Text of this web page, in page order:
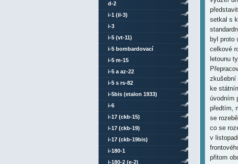
d-2
i-1 (il-3)
i-3
i-5 (vt-11)
i-5 bombardovací
i-5 m-15
i-5 a az-22
i-5 s rs-82
i-5bis (etalon 1933)
i-6
i-17 (ckb-15)
i-17 (ckb-19)
i-17 (ckb-19bis)
i-180-1
i-180-2 (e-2)